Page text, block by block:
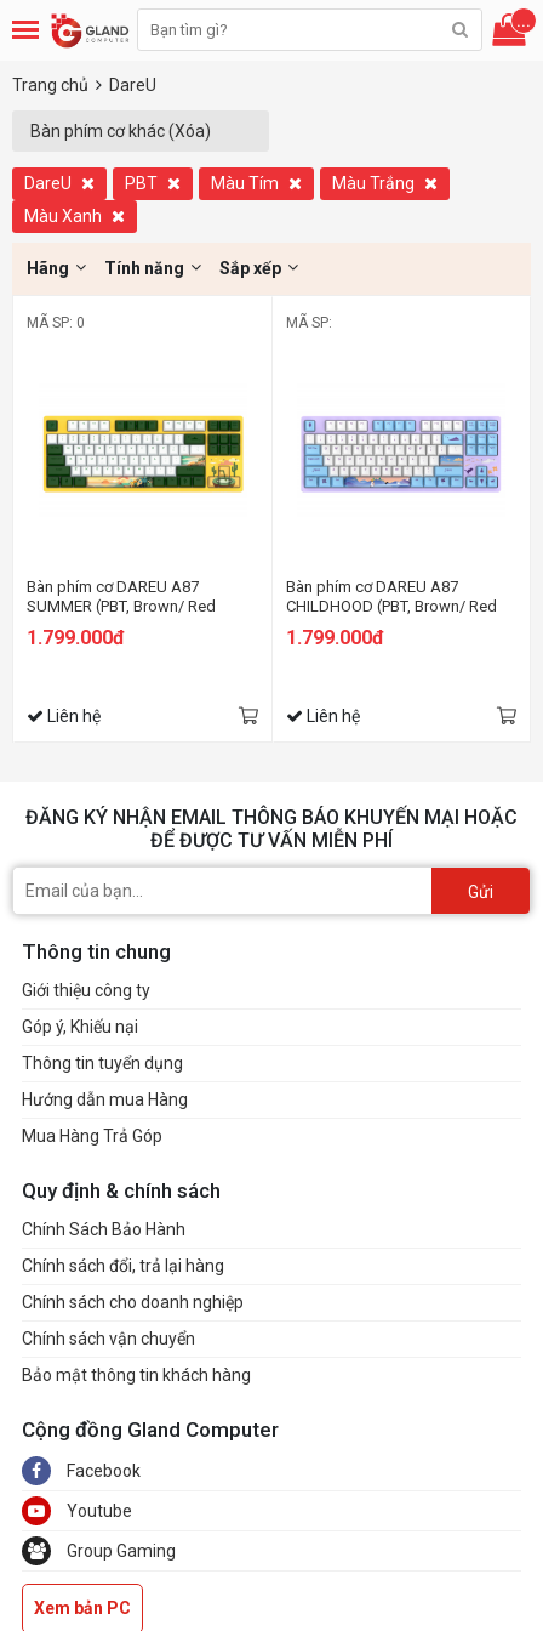
...
Trang chủ DareU
Bàn phím cơ khác (Xóa)
DareU PBT Màu Tím
Màu Trắng
Màu Xanh
Hãng Tính năng Sắp xếp
MÃ SP: 0
Bàn phím cơ DAREU A87
SUMMER (PBT, Brown/ Red
1.799.000đ
Liên hệ
MÃ SP:
Bàn phím cơ DAREU A87
CHILDHOOD (PBT, Brown/ Red
1.799.000đ
Liên hệ
ĐĂNG KÝ NHẬN EMAIL THÔNG BÁO KHUYẾN MẠI HOẶC
ĐỂ ĐƯỢC TƯ VẤN MIỄN PHÍ
Gửi
Thông tin chung
Giới thiệu công ty
Góp ý, Khiếu nại
Thông tin tuyển dụng
Hướng dẫn mua Hàng
Mua Hàng Trả Góp
Quy định & chính sách
Chính Sách Bảo Hành
Chính sách đổi, trả lại hàng
Chính sách cho doanh nghiệp
Chính sách vận chuyển
Bảo mật thông tin khách hàng
Cộng đồng Gland Computer
Facebook
Youtube
Group Gaming
Xem bản PC